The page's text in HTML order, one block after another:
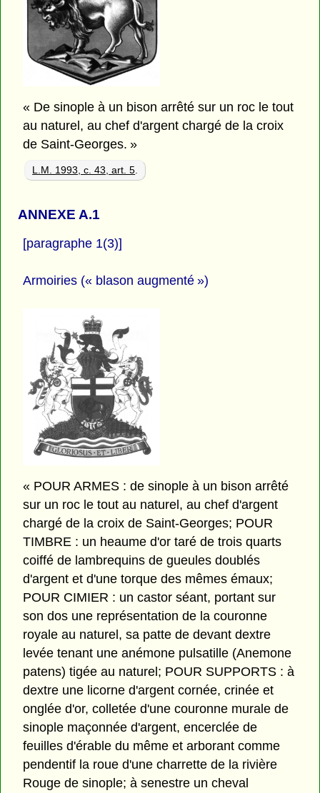
« De sinople à un bison arrêté sur un roc le tout
au naturel, au chef d'argent chargé de la croix
de Saint-Georges. »
L.M. 1993, c. 43, art. 5
ANNEXE A.1
[paragraphe 1(3)]
Armoiries (« blason augmenté »)
« POUR ARMES : de sinople à un bison arrêté
sur un roc le tout au naturel, au chef d'argent
chargé de la croix de Saint-Georges; POUR
TIMBRE : un heaume d'or taré de trois quarts
coiffé de lambrequins de gueules doublés
d'argent et d'une torque des mêmes émaux;
POUR CIMIER : un castor séant, portant sur
son dos une représentation de la couronne
royale au naturel, sa patte de devant dextre
levée tenant une anémone pulsatille (Anemone
patens) tigée au naturel; POUR SUPPORTS : à
dextre une licorne d'argent cornée, crinée et
onglée d'or, colletée d'une couronne murale de
sinople maçonnée d'argent, encerclée de
feuilles d'érable du même et arborant comme
pendentif la roue d'une charrette de la rivière
Rouge de sinople; à senestre un cheval